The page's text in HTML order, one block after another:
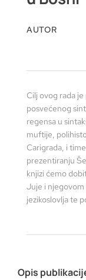
AUTOR
Cilj ovog rada
posvećenog
regensa u
muftije,
Carigrada, i
prezentiranju
knjizi ćemo
Juje i njegovom
jezikoslovlja te
Opis